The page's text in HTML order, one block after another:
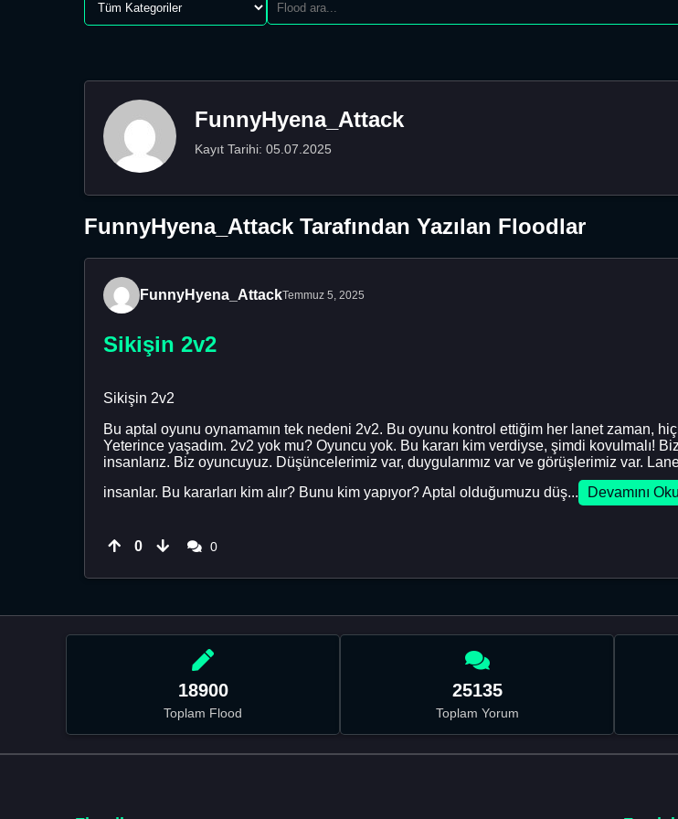
FunnyHyena_Attack
Kayıt Tarihi: 05.07.2025
FunnyHyena_Attack Tarafından Yazılan Floodlar
FunnyHyena_AttackTemmuz 5, 2025
Sikişin 2v2
Sikişin 2v2
Bu aptal oyunu oynamamın tek nedeni 2v2. Bu oyunu kontrol ettiğim her lanet zaman,
Yeterince yaşadım. 2v2 yok mu? Oyuncu yok. Bu kararı kim verdiyse, şimdi kovulmalı!
insanlarız. Biz oyuncuyuz. Düşüncelerimiz var, duygularımız var ve görüşlerimiz var.
insanlar. Bu kararları kim alır? Bunu kim yapıyor? Aptal olduğumuzu düş...
Devamını Oku
0 0
18900
Toplam Flood
25135
Toplam Yorum